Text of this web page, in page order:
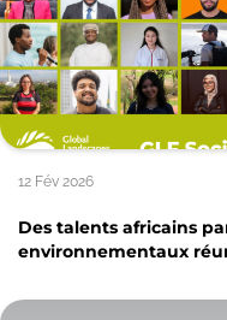
12 Fév 2026
Des talents africains
environnementaux